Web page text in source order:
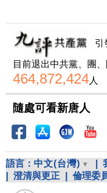
引
目前退出中共黨、團
464,872,424人
隨處可看新唐人
語言： 中文(台灣)
澄清與更正 倫理委